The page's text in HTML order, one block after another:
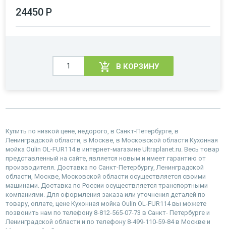
24450 Р
В КОРЗИНУ
Купить по низкой цене, недорого, в Санкт-Петербурге, в
Ленинградской области, в Москве, в Московской области Кухонная
мойка Oulin OL-FUR114 в интернет-магазине Ultraplanet.ru. Весь товар
представленный на сайте, является новым и имеет гарантию от
производителя. Доставка по Санкт-Петербургу, Ленинградской
области, Москве, Московской области осуществляется своими
машинами. Доставка по России осуществляется транспортными
компаниями. Для оформления заказа или уточнения деталей по
товару, оплате, цене Кухонная мойка Oulin OL-FUR114 вы можете
позвонить нам по телефону 8-812-565-07-73 в Санкт- Петербурге и
Ленинградской области и по телефону 8-499-110-59-84 в Москве и